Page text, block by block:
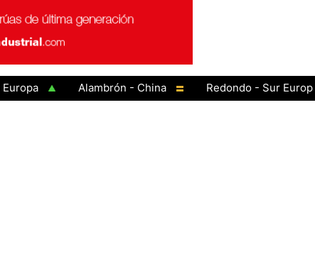
Alambrón - China
Redondo - Sur Europa